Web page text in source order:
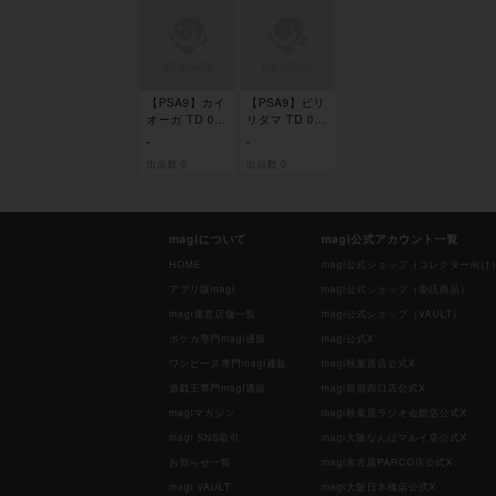
【PSA9】カイ
オーガ TD 01
-
出品数 0
【PSA9】ビリ
リダマ TD 01
-
出品数 0
magiについて
HOME
アプリ版magi
magi運営店舗一覧
ポケカ専門magi通販
ワンピース専門magi通販
遊戯王専門magi通販
magiマガジン
magi SNS取引
お知らせ一覧
magi VAULT
magi公式アカウント一覧
magi公式ショップ（コレクター向け）
magi公式ショップ（委託商品）
magi公式ショップ（VAULT）
magi公式X
magi秋葉原店公式X
magi新宿西口店公式X
magi秋葉原ラジオ会館店公式X
magi大阪なんばマルイ店公式X
magi名古屋PARCO店公式X
magi大阪日本橋店公式X